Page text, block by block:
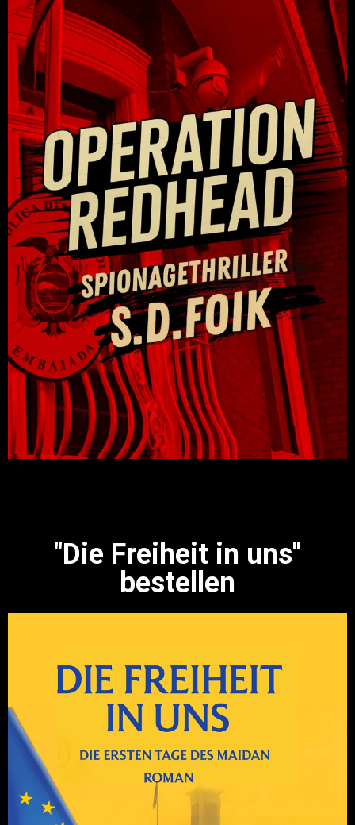
"Die Freiheit in uns"
bestellen